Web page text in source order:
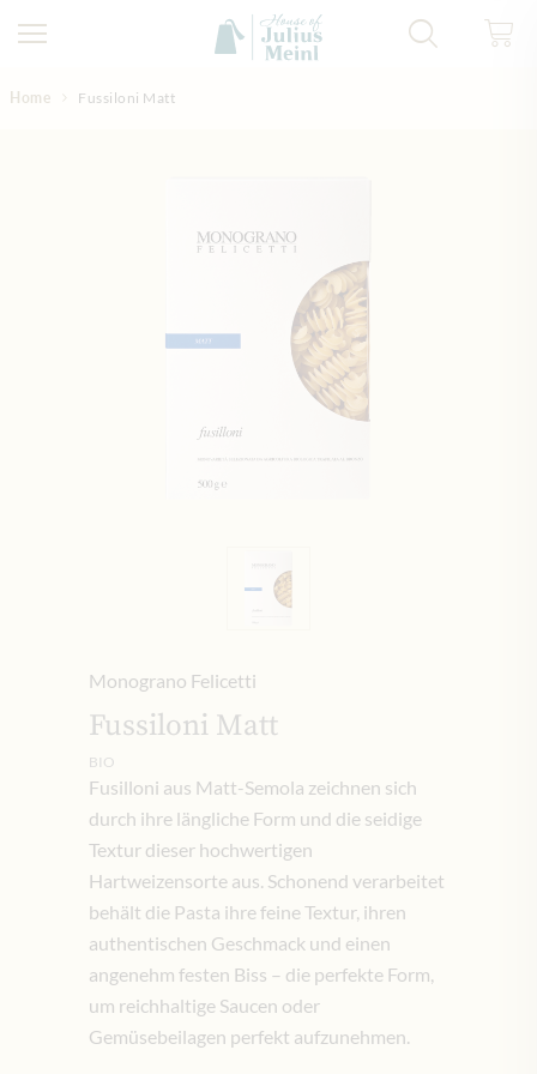
Home Fussiloni Matt
Monograno Felicetti
Fussiloni Matt
BIO
Fusilloni aus Matt-Semola zeichnen sich
durch ihre längliche Form und die seidige
Textur dieser hochwertigen
Hartweizensorte aus. Schonend verarbeitet
behält die Pasta ihre feine Textur, ihren
authentischen Geschmack und einen
angenehm festen Biss – die perfekte Form,
um reichhaltige Saucen oder
Gemüsebeilagen perfekt aufzunehmen.